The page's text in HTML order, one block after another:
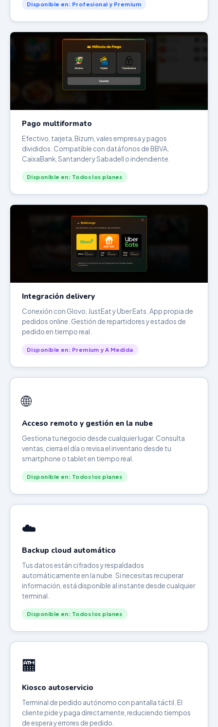
Disponible en: Profesional y Premium
Pago multiformato
Efectivo, tarjeta, Bizum, vales empresa y pagos
divididos. Compatible con datáfonos de BBVA,
CaixaBank, Santander y Sabadell o indendiente.
Disponible en: Todos los planes
Integración delivery
Conexión con Glovo, JustEat y Uber Eats. App propia de
pedidos online. Gestión de repartidores y estados de
pedido en tiempo real.
Disponible en: Premium y A Medida
🌐
Acceso remoto y gestión en la nube
Gestiona tu negocio desde cualquier lugar. Consulta
ventas, cierra el día o revisa el inventario desde tu
smartphone o tablet en tiempo real.
Disponible en: Todos los planes
☁️
Backup cloud automático
Tus datos están cifrados y respaldados
automáticamente en la nube. Si necesitas recuperar
información, está disponible al instante desde cualquier
terminal.
Disponible en: Todos los planes
🏧
Kiosco autoservicio
Terminal de pedido autónomo con pantalla táctil. El
cliente pide y paga directamente, reduciendo tiempos
de espera y errores de pedido.